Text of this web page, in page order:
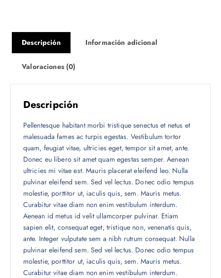
Descripción Información adicional
Valoraciones (0)
Descripción
Pellentesque habitant morbi tristique senectus et netus et
malesuada fames ac turpis egestas. Vestibulum tortor
quam, feugiat vitae, ultricies eget, tempor sit amet, ante.
Donec eu libero sit amet quam egestas semper. Aenean
ultricies mi vitae est. Mauris placerat eleifend leo. Nulla
pulvinar eleifend sem. Sed vel lectus. Donec odio tempus
molestie, porttitor ut, iaculis quis, sem. Mauris metus.
Curabitur vitae diam non enim vestibulum interdum.
Aenean id metus id velit ullamcorper pulvinar. Etiam
sapien elit, consequat eget, tristique non, venenatis quis,
ante. Integer vulputate sem a nibh rutrum consequat. Nulla
pulvinar eleifend sem. Sed vel lectus. Donec odio tempus
molestie, porttitor ut, iaculis quis, sem. Mauris metus.
Curabitur vitae diam non enim vestibulum interdum.